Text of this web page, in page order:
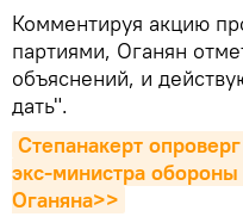
Комментируя акцию
партиями, Оганян
объяснений, и
дать".
Степанакерт
экс-министра
Оганяна>>